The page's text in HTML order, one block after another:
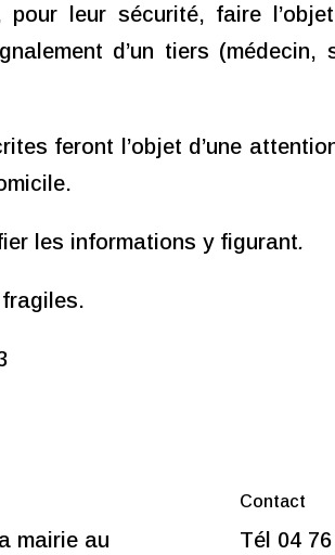
leur sécurité, faire l’objet
d’un tiers (médecin,
feront l’objet d’une
les informations y figurant.
mairie au
Contact
Tél 04